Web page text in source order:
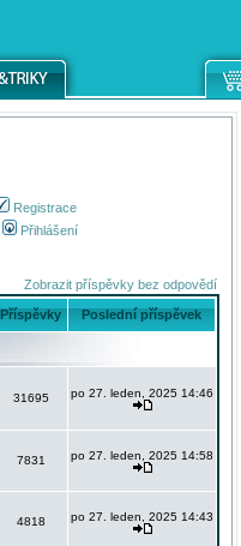
Registrace
Přihlášení
Zobrazit příspěvky bez odpovědí
Příspěvky Poslední příspěvek
31695 po 27. leden, 2025 14:46
7831 po 27. leden, 2025 14:58
4818 po 27. leden, 2025 14:43